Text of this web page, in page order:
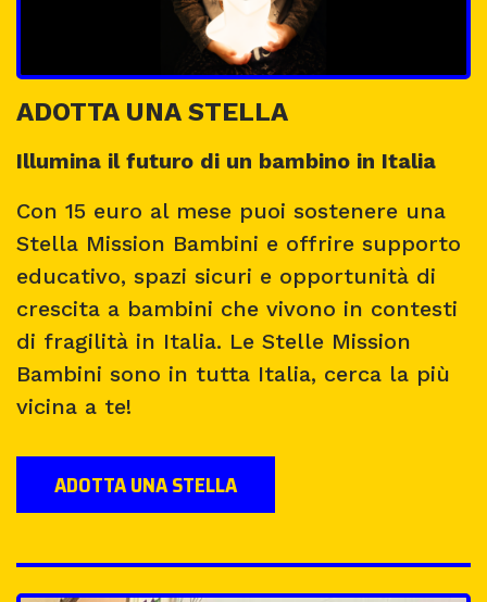
ADOTTA UNA STELLA
Illumina il futuro di un bambino in Italia
Con 15 euro al mese puoi sostenere una
Stella Mission Bambini e offrire supporto
educativo, spazi sicuri e opportunità di
crescita a bambini che vivono in contesti
di fragilità in Italia. Le Stelle Mission
Bambini sono in tutta Italia, cerca la più
vicina a te!
ADOTTA UNA STELLA